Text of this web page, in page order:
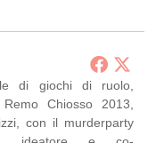
di giochi di ruolo,
Chiosso 2013,
con il murderparty